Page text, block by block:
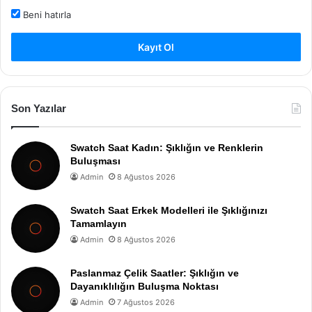
Beni hatırla
Kayıt Ol
Son Yazılar
Swatch Saat Kadın: Şıklığın ve Renklerin
Buluşması
Admin 8 Ağustos 2026
Swatch Saat Erkek Modelleri ile Şıklığınızı
Tamamlayın
Admin 8 Ağustos 2026
Paslanmaz Çelik Saatler: Şıklığın ve
Dayanıklılığın Buluşma Noktası
Admin 7 Ağustos 2026